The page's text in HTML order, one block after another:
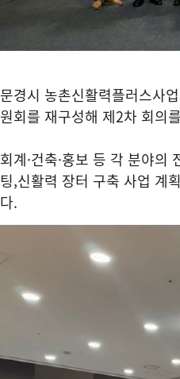
문경시 농촌신활력플러스사
원회를 재구성해 제2차 회의
회계·건축·홍보 등 각 분야의
팅,신활력 장터 구축 사업 계
다.